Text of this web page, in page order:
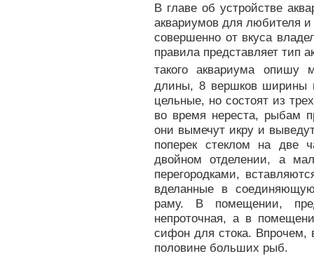
В главе об устройстве
аквариумов для любителя
совершенно от вкуса
правила представляет тип
такого аквариума
длины, 8 вершков ширины
цельные, но состоят из
во время нереста, рыбам
они вымечут икру и
поперек стеклом на две
двойном отделении, а
перегородками,
вделанные в
раму. В помещении,
непроточная, а в
сифон для стока. Впрочем,
половине больших рыб.